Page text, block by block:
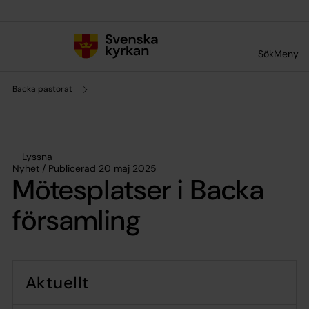
SökMeny
Backa pastorat
Lyssna
Nyhet / Publicerad 20 maj 2025
Mötesplatser i Backa
församling
Aktuellt